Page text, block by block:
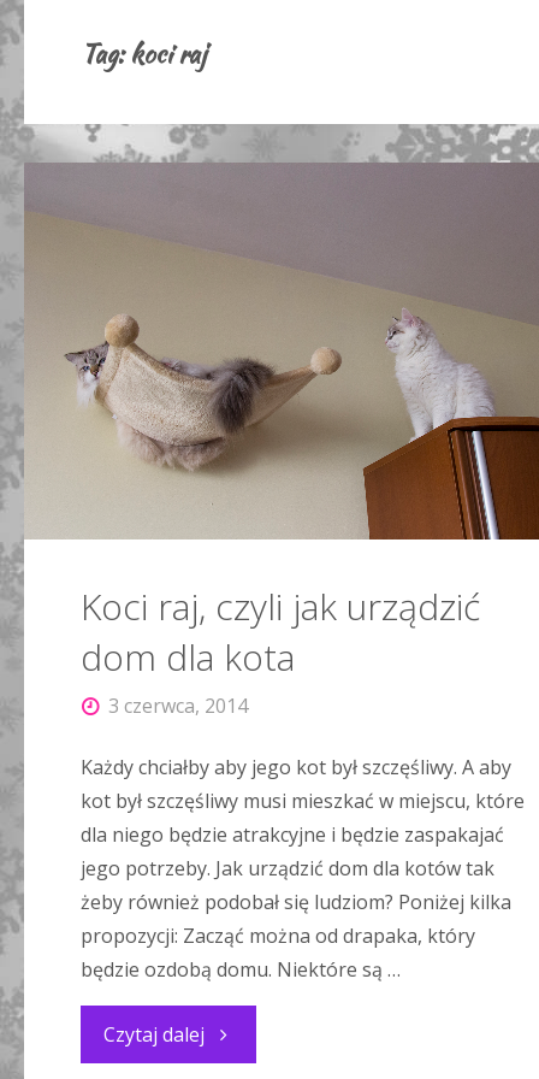
Tag:koci raj
Koci raj, czyli jak urządzić
dom dla kota
3 czerwca, 2014
Każdy chciałby aby jego kot był szczęśliwy. A aby
kot był szczęśliwy musi mieszkać w miejscu, które
dla niego będzie atrakcyjne i będzie zaspakajać
jego potrzeby. Jak urządzić dom dla kotów tak
żeby również podobał się ludziom? Poniżej kilka
propozycji: Zacząć można od drapaka, który
będzie ozdobą domu. Niektóre są …
Czytaj dalej "Koci